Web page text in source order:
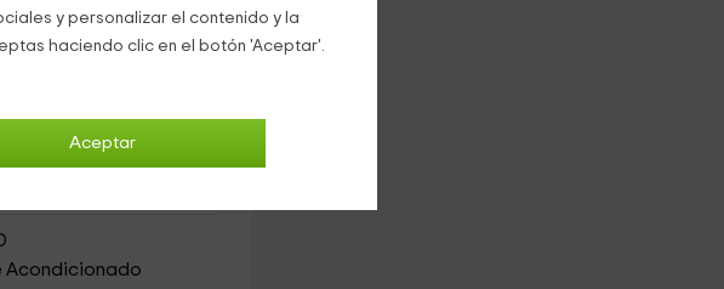
y personalizar el contenido y la
haciendo clic en el botón 'Aceptar'.
Aceptar
Acondicionado